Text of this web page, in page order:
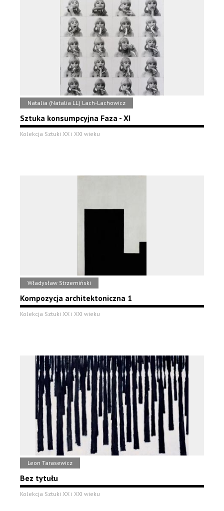
Natalia (Natalia LL) Lach-Lachowicz
Sztuka konsumpcyjna Faza - XI
Kolekcja Sztuki XX i XXI wieku
Władysław Strzemiński
Kompozycja architektoniczna 1
Kolekcja Sztuki XX i XXI wieku
Leon Tarasewicz
Bez tytułu
Kolekcja Sztuki XX i XXI wieku